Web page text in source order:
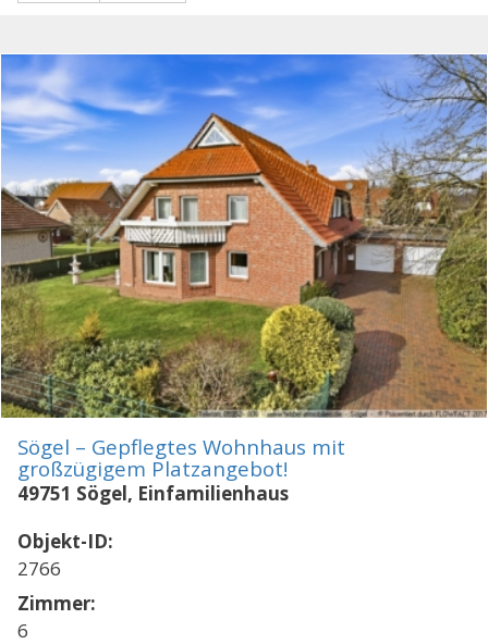
Sögel – Gepflegtes Wohnhaus mit
großzügigem Platzangebot!
49751 Sögel, Einfamilienhaus
Objekt-ID:
2766
Zimmer:
6